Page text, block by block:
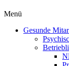
Menü
Gesunde